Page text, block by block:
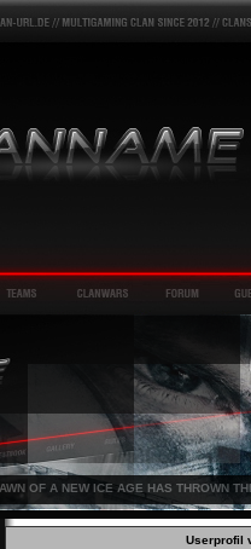
OF A NEW ICE AGE HAS THROWN
Userprofil